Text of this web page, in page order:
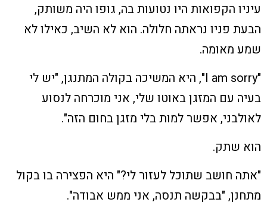
עיניו הקפואות היו נטועות בה, גופו היה משותק,
הבעת פניו נראתה חלולה. הוא לא השיב, כאילו לא
שמע מאומה.
"I am sorry", היא המשיכה בקולה המתנגן, "יש לי
בעיה עם המזגן באוטו שלי, אני מוכרחה לנסוע
לאולבני, אפשר למות בלי מזגן בחום הזה".
הוא שתק.
"אתה חושב שתוכל לעזור לי?" היא הפצירה בו בקול
מתחנן, "בבקשה תנסה, אני ממש אבודה".